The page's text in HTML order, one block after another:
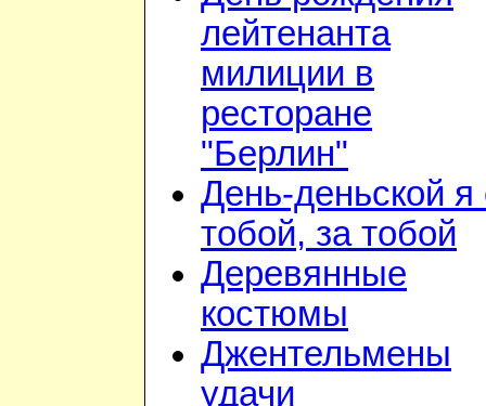
лейтенанта
милиции в
ресторане
"Берлин"
День-деньской я
тобой, за тобой
Деревянные
костюмы
Джентельмены
удачи